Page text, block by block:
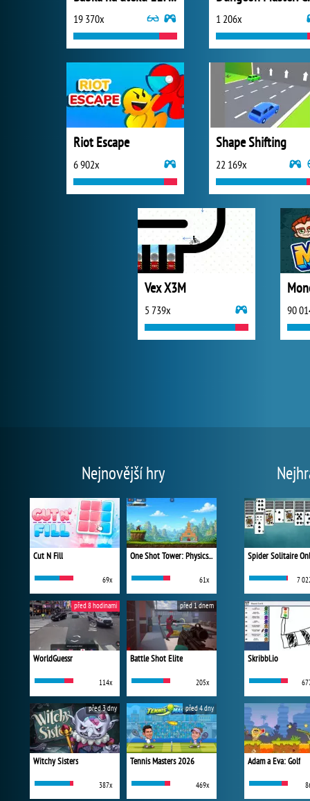
19 370x 1 206x
Riot Escape
6 902x
Shape Shifting
22 169x
Vex X3M
5 739x 90
Nejnovější hry
Cut N Fill
69x
One Shot Tower: Physics Destroyer
61x
WorldGuessr
114x
před 8 hodinami
Battle Shot Elite
205x
před 1 dnem
Witchy Sisters
387x
před 3 dny
Tennis Masters 2026
469x
před 4 dny
Spider Solitaire
7
Skribbl.io
Adam a Eva: Golf